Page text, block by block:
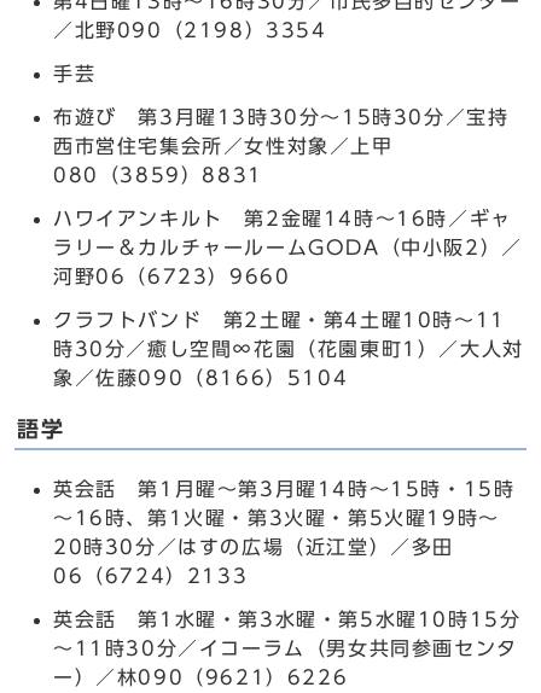
／北野090（2198）3354
手芸
布遊び 第3月曜13時30分～15時30分／宝持
西市営住宅集会所／女性対象／上甲
080（3859）8831
ハワイアンキルト 第2金曜14時～16時／ギャ
ラリー＆カルチャールームGODA（中小阪2）／
河野06（6723）9660
クラフトバンド 第2土曜・第4土曜10時～11
時30分／癒し空間∞花園（花園東町1）／大人対
象／佐藤090（8166）5104
語学
英会話 第1月曜～第3月曜14時～15時・15時
～16時、第1火曜・第3火曜・第5火曜19時～
20時30分／はすの広場（近江堂）／多田
06（6724）2133
英会話 第1水曜・第3水曜・第5水曜10時15分
～11時30分／イコーラム（男女共同参画センタ
ー）／林090（9621）6226